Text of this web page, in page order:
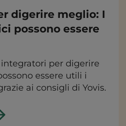
digerire meglio: I
possono essere
per digerire
essere utili i
ai consigli di Yovis.